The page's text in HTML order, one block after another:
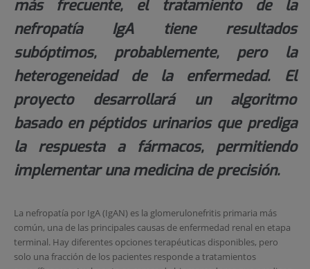
más frecuente, el tratamiento de la
nefropatía IgA tiene resultados
subóptimos, probablemente, pero la
heterogeneidad de la enfermedad. El
proyecto desarrollará un algoritmo
basado en péptidos urinarios que prediga
la respuesta a fármacos, permitiendo
implementar una medicina de precisión.
La nefropatía por IgA (IgAN) es la glomerulonefritis primaria más
común, una de las principales causas de enfermedad renal en etapa
terminal. Hay diferentes opciones terapéuticas disponibles, pero
solo una fracción de los pacientes responde a tratamientos